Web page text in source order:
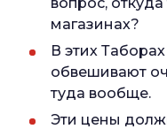
магазинах?
В этих
обвешивают
туда вообще.
Эти цены